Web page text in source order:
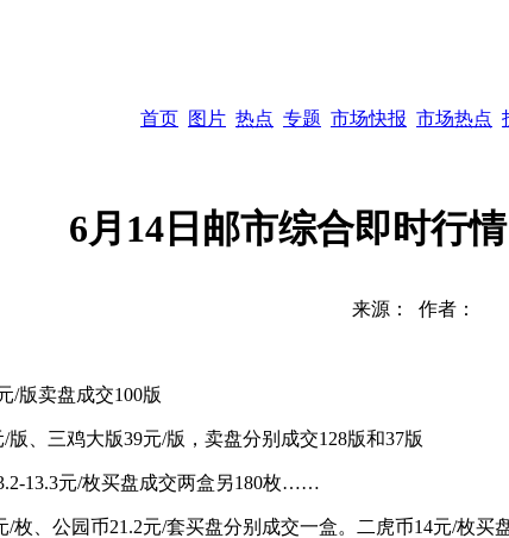
首页 图片 热点 专题 市场快报 市场热点
6月14日邮市综合即时行情
来源： 作者：
/版卖盘成交100版
版、三鸡大版39元/版，卖盘分别成交128版和37版
13.3元/枚买盘成交两盒另180枚……
/枚、公园币21.2元/套买盘分别成交一盒。二虎币14元/枚买